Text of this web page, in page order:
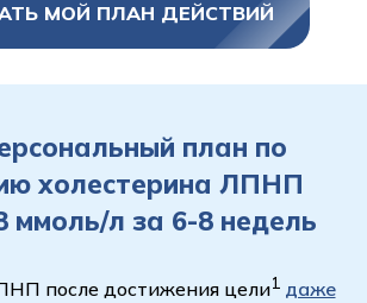
МОЙ ПЛАН ДЕЙСТВИЙ
план по
холестерина ЛПНП
ммоль/л за 6-8 недель
после достижения цели1 даже